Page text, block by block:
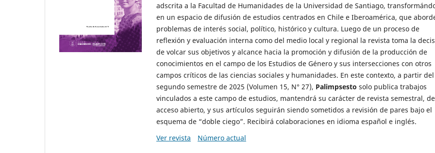
adscrita a la Facultad de Humanidades de la Universidad de Santiago,
en un espacio de difusión de estudios centrados en Chile e Iberoamérica, que
problemas de interés social, político, histórico y cultura. Luego de un proceso de
reflexión y evaluación interna como del medio local y regional la revista toma la
de volcar sus objetivos y alcance hacia la promoción y difusión de la producción de
conocimientos en el campo de los Estudios de Género y sus intersecciones con otros
campos críticos de las ciencias sociales y humanidades. En este contexto, a partir del
segundo semestre de 2025 (Volumen 15, N° 27), Palimpsesto solo publica trabajos
vinculados a este campo de estudios, mantendrá su carácter de revista semestral, de
acceso abierto, y sus artículos seguirán siendo sometidos a revisión de pares bajo el
esquema de “doble ciego”. Recibirá colaboraciones en idioma español e inglés.
Ver revista
Número actual